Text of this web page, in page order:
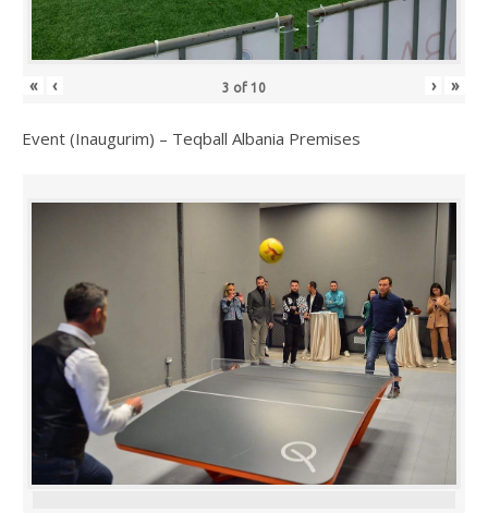
« ‹ 3 of 10 › »
Event (Inaugurim) – Teqball Albania Premises